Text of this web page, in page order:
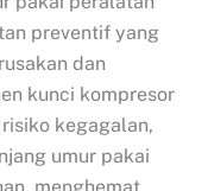
preventif yang
dan
kunci kompresor
kegagalan,
umur pakai